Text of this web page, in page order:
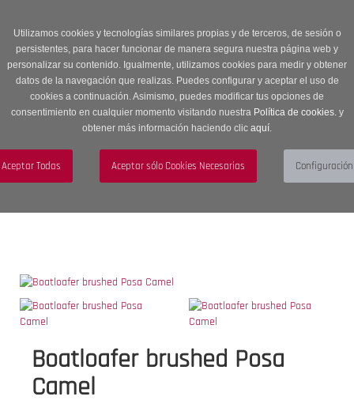
Utilizamos cookies y tecnologías similares propias y de terceros, de sesión o
persistentes, para hacer funcionar de manera segura nuestra página web y
personalizar su contenido. Igualmente, utilizamos cookies para medir y obtener
datos de la navegación que realizas. Puedes configurar y aceptar el uso de
cookies a continuación. Asimismo, puedes modificar tus opciones de
consentimiento en cualquier momento visitando nuestra Política de cookies.y
obtener más información haciendo clic aquí.
descuento en Sección OUTLET con código OUTLET20
navigation
Menú
Boatloafer brushed Posa
Camel